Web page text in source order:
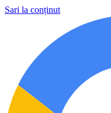
Sari la conținut